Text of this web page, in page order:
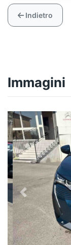
Indietro
Immagini
Previous